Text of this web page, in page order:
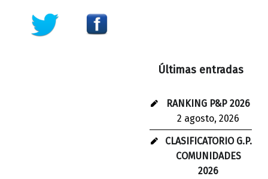
Últimas entradas
RANKING P&P 2026
2 agosto, 2026
CLASIFICATORIO G.P.
COMUNIDADES
2026